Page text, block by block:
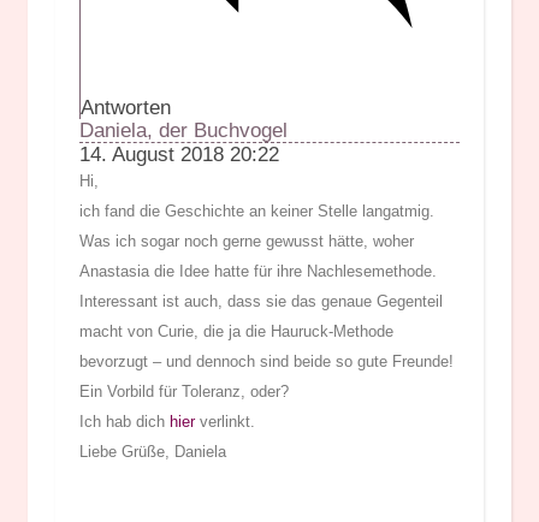
Antworten
Daniela, der Buchvogel
14. August 2018 20:22
Hi,
ich fand die Geschichte an keiner Stelle langatmig.
Was ich sogar noch gerne gewusst hätte, woher
Anastasia die Idee hatte für ihre Nachlesemethode.
Interessant ist auch, dass sie das genaue Gegenteil
macht von Curie, die ja die Hauruck-Methode
bevorzugt – und dennoch sind beide so gute Freunde!
Ein Vorbild für Toleranz, oder?
Ich hab dich hierverlinkt.
Liebe Grüße, Daniela